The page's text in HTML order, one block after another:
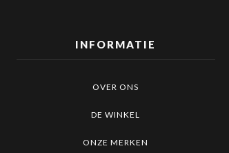
INFORMATIE
OVER ONS
DE WINKEL
ONZE MERKEN